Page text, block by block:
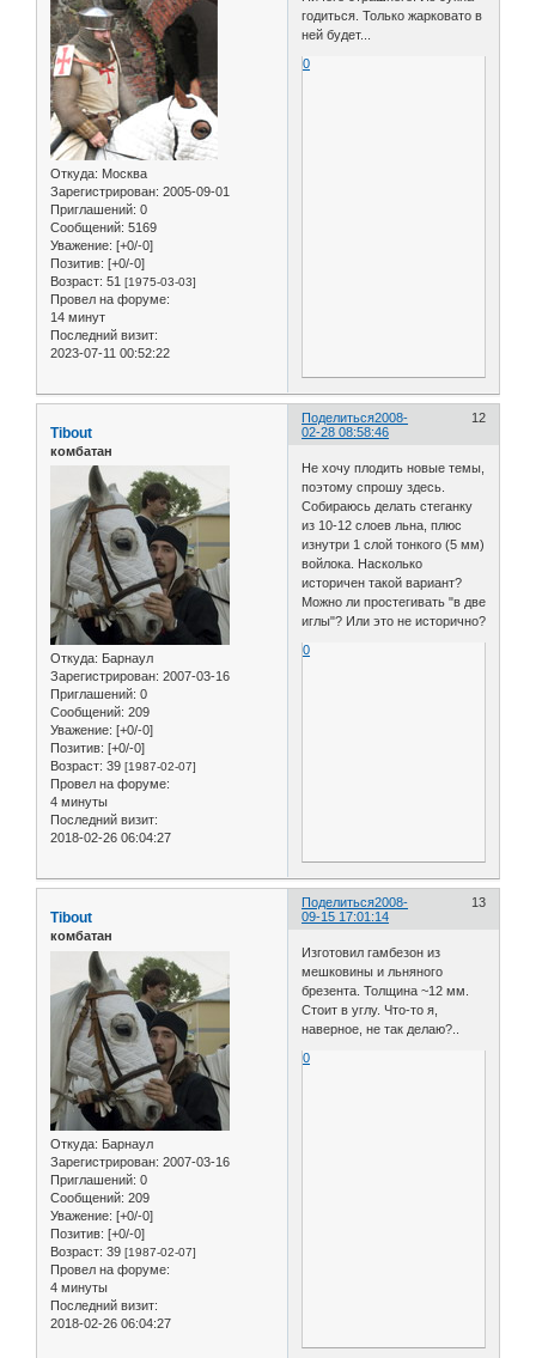
Откуда: Москва
Зарегистрирован: 2005-09-01
Приглашений: 0
Сообщений: 5169
Уважение: [+0/-0]
Позитив: [+0/-0]
Возраст: 51 [1975-03-03]
Провел на форуме:
14 минут
Последний визит:
2023-07-11 00:52:22
годиться. Только жарковато в
ней будет...
0
Поделиться 12
2008-
02-28 08:58:46
Tibout
комбатан
Откуда: Барнаул
Зарегистрирован: 2007-03-16
Приглашений: 0
Сообщений: 209
Уважение: [+0/-0]
Позитив: [+0/-0]
Возраст: 39 [1987-02-07]
Провел на форуме:
4 минуты
Последний визит:
2018-02-26 06:04:27
Не хочу плодить новые темы,
поэтому спрошу здесь.
Собираюсь делать стеганку
из 10-12 слоев льна, плюс
изнутри 1 слой тонкого (5 мм)
войлока. Насколько
историчен такой вариант?
Можно ли простегивать "в две
иглы"? Или это не исторично?
0
Поделиться 13
2008-
09-15 17:01:14
Tibout
комбатан
Откуда: Барнаул
Зарегистрирован: 2007-03-16
Приглашений: 0
Сообщений: 209
Уважение: [+0/-0]
Позитив: [+0/-0]
Возраст: 39 [1987-02-07]
Провел на форуме:
4 минуты
Последний визит:
2018-02-26 06:04:27
Изготовил гамбезон из
мешковины и льняного
брезента. Толщина ~12 мм.
Стоит в углу. Что-то я,
наверное, не так делаю?..
0